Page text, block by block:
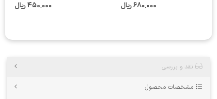
680٬000 ریال 450٬000 ریال
نقد و بررسی
مشخصات محصول